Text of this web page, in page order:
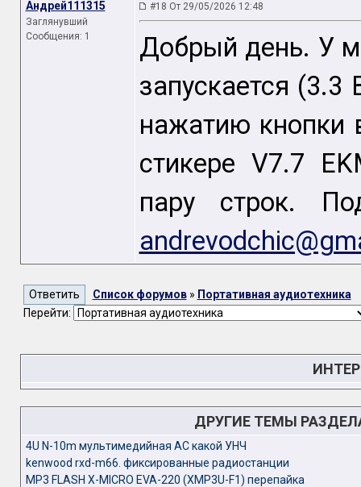
Андрей111315
Заглянувший
Сообщения: 1
#18 От 29/05/2026 12:48
Добрый день. У
запускается
нажатию кнопки
стикере V7.7
пару строк.
Список форумов» Портативная аудиотехника
Перейти:
ДРУГИЕ ТЕМЫ
4U N-10m мультимедийная АС какой УНЧ
kenwood rxd-m66. фиксированные радиостанции
MP3 FLASH X-MICRO EVA-220 (XMP3U-F1) перепайка